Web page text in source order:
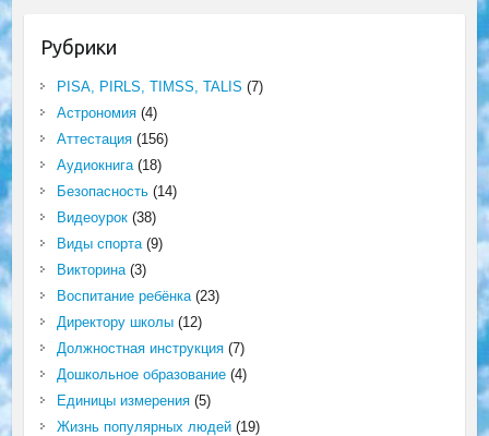
Рубрики
PISA, PIRLS, TIMSS, TALIS (7)
Астрономия(4)
Аттестация(156)
Аудиокнига(18)
Безопасность(14)
Видеоурок(38)
Виды спорта(9)
Викторина(3)
Воспитание ребёнка(23)
Директору школы(12)
Должностная инструкция(7)
Дошкольное образование(4)
Единицы измерения(5)
Жизнь популярных людей(19)